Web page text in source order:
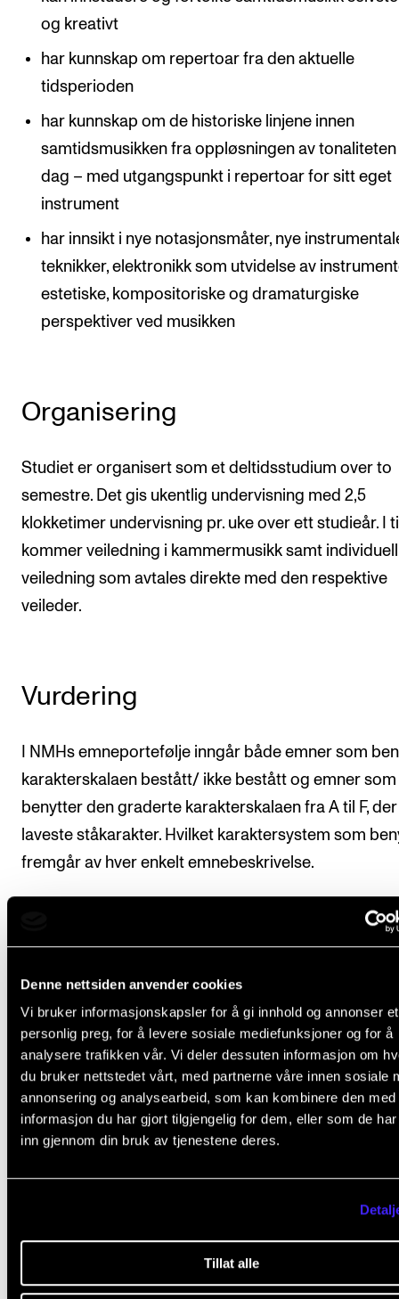
Denne nettsiden anvender cookies
Vi bruker informasjonskapsler for å gi innhold og annonser et
personlig preg, for å levere sosiale mediefunksjoner og for å
analysere trafikken vår. Vi deler dessuten informasjon om
du bruker nettstedet vårt, med partnerne våre innen sosiale
annonsering og analysearbeid, som kan kombinere den med
informasjon du har gjort tilgjengelig for dem, eller som de
inn gjennom din bruk av tjenestene deres.
Tillat alle
og kreativt
har kunnskap om repertoar fra den aktuelle
tidsperioden
har kunnskap om de historiske linjene innen
samtidsmusikken fra oppløsningen av tonaliteten
dag – med utgangspunkt i repertoar for sitt eget
instrument
har innsikt i nye notasjonsmåter, nye
teknikker, elektronikk som utvidelse av
estetiske, kompositoriske og dramaturgiske
perspektiver ved musikken
Organisering
Studiet er organisert som et deltidsstudium over to
semestre. Det gis ukentlig undervisning med 2,5
klokketimer undervisning pr. uke over ett studieår. I
kommer veiledning i kammermusikk samt individuell
veiledning som avtales direkte med den respektive
veileder.
Vurdering
I NMHs emneportefølje inngår både emner som
karakterskalaen bestått/ ikke bestått og emner som
benytter den graderte karakterskalaen fra A til F, der
laveste ståkarakter. Hvilket karaktersystem som
fremgår av hver enkelt emnebeskrivelse.
Ytterligere bestemmelser om vurdering og
Forskrift om studiene ved
Karakterutskrift blir utstedt når studenten har
studieprogrammet. Emner som inngår i
studieprogrammet vises på karakterutskriften, med
vurderingsuttrykk og antall studiepoeng.
Kvalitet i utdanningen
på alle deler av utdanningen. Studentene er viktige
bidragsytere i dette arbeidet gjennom blant annet å